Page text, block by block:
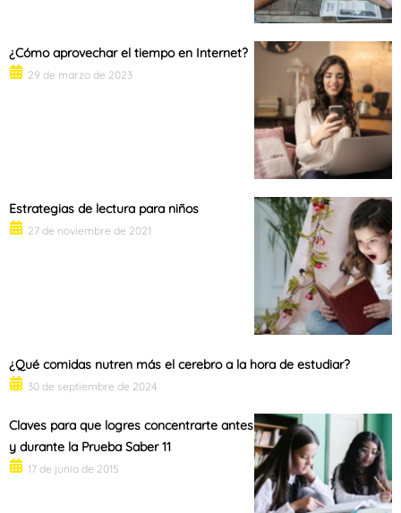
¿Cómo aprovechar el tiempo en Internet?
29 de marzo de 2023
Estrategias de lectura para niños
27 de noviembre de 2021
¿Qué comidas nutren más el cerebro a la hora de estudiar?
30 de septiembre de 2024
Claves para que logres concentrarte antes
y durante la Prueba Saber 11
17 de junio de 2015